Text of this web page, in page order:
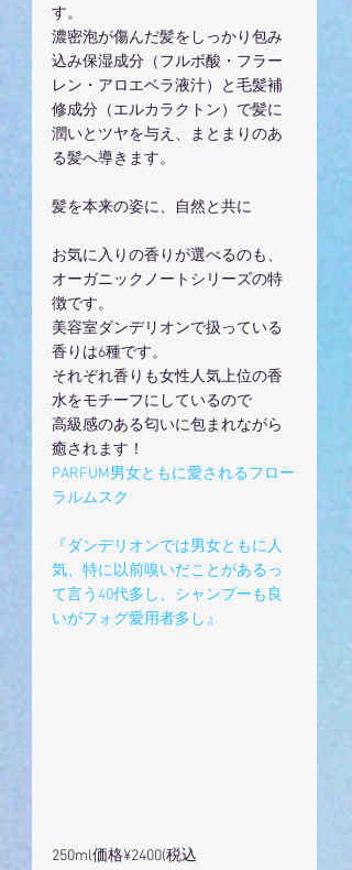
す。
濃密泡が傷んだ髪をしっかり包み
込み保湿成分（フルボ酸・フラー
レン・アロエベラ液汁）と毛髪補
修成分（エルカラクトン）で髪に
潤いとツヤを与え、まとまりのあ
る髪へ導きます。
髪を本来の姿に、自然と共に
お気に入りの香りが選べるのも、
オーガニックノートシリーズの特
徴です。
美容室ダンデリオンで扱っている
香りは6種です。
それぞれ香りも女性人気上位の香
水をモチーフにしているので
高級感のある匂いに包まれながら
癒されます！
PARFUM男女ともに愛されるフロー
ラルムスク
『ダンデリオンでは男女ともに人
気、特に以前嗅いだことがあるっ
て言う40代多し、シャンプーも良
いがフォグ愛用者多し』
250ml価格¥2400(税込